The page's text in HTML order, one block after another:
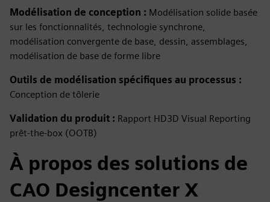
Modélisation de conception : Modélisation solide basée
sur les fonctionnalités, technologie synchrone,
modélisation convergente de base, dessin, assemblages,
modélisation de base de forme libre
Outils de modélisation spécifiques au processus :
Conception de tôlerie
Validation du produit : Rapport HD3D Visual Reporting
prêt-the-box (OOTB)
À propos des solutions de
CAO Designcenter X